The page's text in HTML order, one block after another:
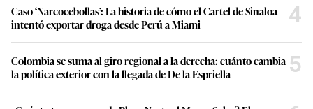
Caso ‘Narcocebollas’: La historia de cómo el Cartel de Sinaloa
intentó exportar droga desde Perú a Miami
4
Colombia se suma al giro regional a la derecha: cuánto cambia
la política exterior con la llegada de De la Espriella
5